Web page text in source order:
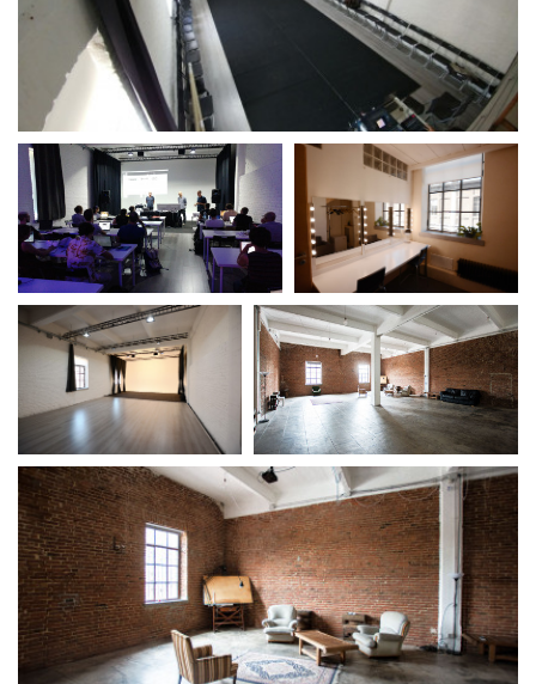
Location scouting
Spazi nella sede FCTP
Sala Casting
Sala Paolo Tenna
FILM FUNDS
Piemonte Film Tv Fund
Piemonte Film Tv
Development Fund
Piemonte Doc Film Fund
Short Film Fund
PRODUCTION GUIDE
Società di produzione
Strutture di servizio
Professionisti
Attrici-Attori
Beginners
LOCATION GUIDE
FILM DATABASE
BOOK DATABASE
Berlinale Internationalen
Filmfestspiele Berlin
Festival de Cannes
Biografilm Festival - Bio to B
Industry Days
Locarno Film Festival
Mostra Internazionale d’Arte
Cinematografica Venezia
Toronto International Film
Festival
Festa del Cinema di Roma
Torino Film Festival
David di Donatello
Nastri d’Argento
Premio Solinas
STRUMENTI
Location - Accedi al tuo
profilo
Location - Nuovo utente
Newsletter
Lavora con noi
Stage - Tirocini - Scuola e
Lavoro
Elenco Operatori Economici